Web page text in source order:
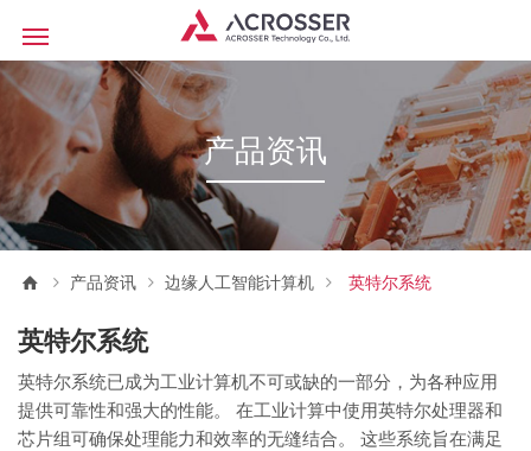
产品资讯
产品资讯 边缘人工智能计算机 英特尔系统
英特尔系统
英特尔系统已成为工业计算机不可或缺的一部分，为各种应用
提供可靠性和强大的性能。 在工业计算中使用英特尔处理器和
芯片组可确保处理能力和效率的无缝结合。 这些系统旨在满足